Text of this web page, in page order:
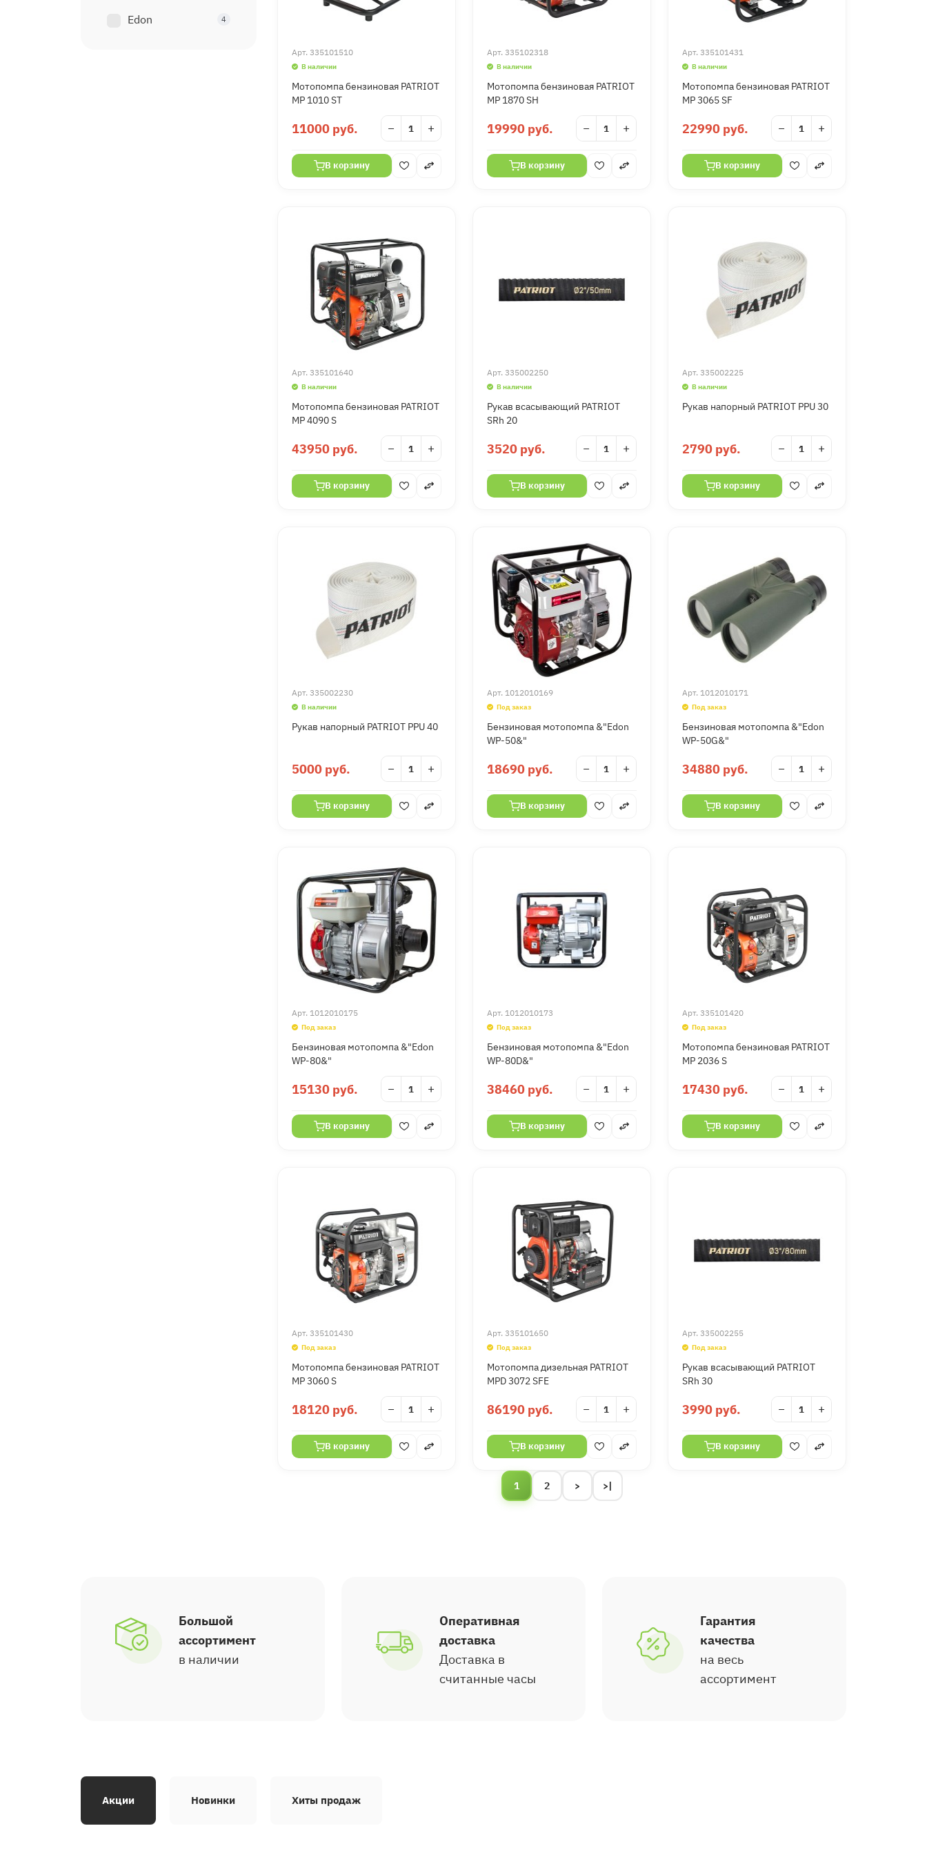
Edon 4
Арт. 335101510
В наличии
Мотопомпа бензиновая PATRIOT
MP 1010 ST
11000 руб. − +
В корзину
Арт. 335102318
В наличии
Мотопомпа бензиновая PATRIOT
MP 1870 SH
19990 руб. − +
В корзину
Арт. 335101431
В наличии
Мотопомпа бензиновая PATRIOT
MP 3065 SF
22990 руб. − +
В корзину
Арт. 335101640
В наличии
Мотопомпа бензиновая PATRIOT
MP 4090 S
43950 руб. − +
В корзину
Арт. 335002250
В наличии
Рукав всасывающий PATRIOT
SRh 20
3520 руб. − +
В корзину
Арт. 335002225
В наличии
Рукав напорный PATRIOT PPU 30
2790 руб. − +
В корзину
Арт. 335002230
В наличии
Рукав напорный PATRIOT PPU 40
5000 руб. − +
В корзину
Арт. 1012010169
Под заказ
Бензиновая мотопомпа &"Edon
WP-50&"
18690 руб. − +
В корзину
Арт. 1012010171
Под заказ
Бензиновая мотопомпа &"Edon
WP-50G&"
34880 руб. − +
В корзину
Арт. 1012010175
Под заказ
Бензиновая мотопомпа &"Edon
WP-80&"
15130 руб. − +
В корзину
Арт. 1012010173
Под заказ
Бензиновая мотопомпа &"Edon
WP-80D&"
38460 руб. − +
В корзину
Арт. 335101420
Под заказ
Мотопомпа бензиновая PATRIOT
MP 2036 S
17430 руб. − +
В корзину
Арт. 335101430
Под заказ
Мотопомпа бензиновая PATRIOT
MP 3060 S
18120 руб. − +
В корзину
Арт. 335101650
Под заказ
Мотопомпа дизельная PATRIOT
MPD 3072 SFE
86190 руб. − +
В корзину
Арт. 335002255
Под заказ
Рукав всасывающий PATRIOT
SRh 30
3990 руб. − +
В корзину
1 2 > >|
Большой
ассортимент
в наличии
Оперативная
доставка
Доставка в
считанные часы
Гарантия
качества
на весь
ассортимент
Акции Новинки Хиты продаж